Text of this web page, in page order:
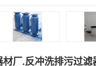
厂.反冲洗排污过滤